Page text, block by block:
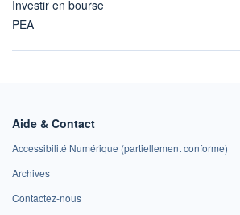
Investir en bourse
PEA
Aide & Contact
Accessibilité Numérique (partiellement conforme)
Archives
Contactez-nous